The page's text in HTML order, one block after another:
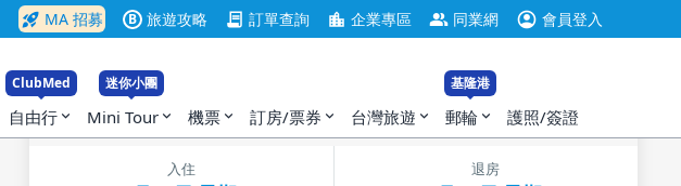
rocket_launch MA 招募 B 旅遊攻略 contract 訂單查詢 location_city 企業專區 group 同業網 account_circle 會員登入
ClubMed
自由行 expand_more
迷你小團
Mini Tour expand_more 機票 expand_more 訂房/票券 expand_more 台灣旅遊 expand_more
基隆港
郵輪 expand_more 護照/簽證
入住 退房